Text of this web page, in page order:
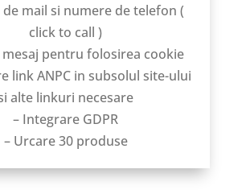
de mail si numere de telefon (
click to call )
mesaj pentru folosirea cookie
link ANPC in subsolul site-ului
alte linkuri necesare
– Integrare GDPR
– Urcare 30 produse